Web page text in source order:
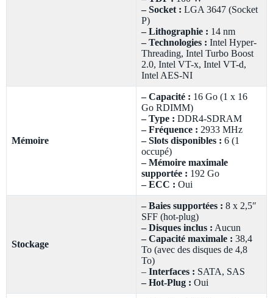
– Socket : LGA 3647 (Socket
P)
– Lithographie : 14 nm
– Technologies : Intel Hyper-
Threading, Intel Turbo Boost
2.0, Intel VT-x, Intel VT-d,
Intel AES-NI
Mémoire
– Capacité : 16 Go (1 x 16
Go RDIMM)
– Type : DDR4-SDRAM
– Fréquence : 2933 MHz
– Slots disponibles : 6 (1
occupé)
– Mémoire maximale
supportée : 192 Go
– ECC : Oui
Stockage
– Baies supportées : 8 x 2,5″
SFF (hot-plug)
– Disques inclus : Aucun
– Capacité maximale : 38,4
To (avec des disques de 4,8
To)
– Interfaces : SATA, SAS
– Hot-Plug : Oui